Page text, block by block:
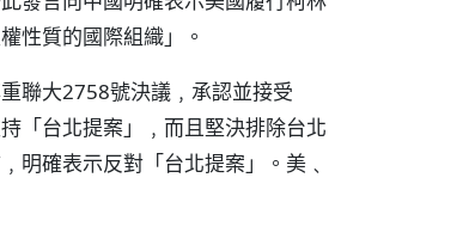
性質的國際組織」。
聯大2758號決議﹐承認並接受
「台北提案」﹐而且堅決排除台北
明確表示反對「台北提案」。美﹑